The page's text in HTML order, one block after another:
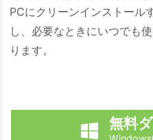
PCにクリーンインストール
し、必要なときにいつでも
ります。
 無料